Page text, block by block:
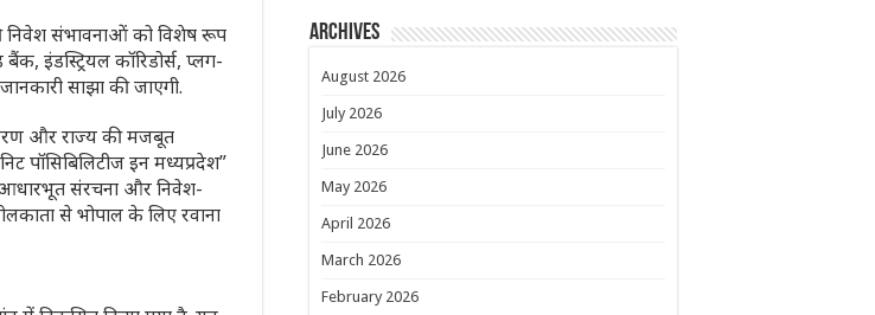
निवेश संभावनाओं को विशेष रूप
इंडस्ट्रियल कॉरिडोर्स, प्लग-
साझा की जाएगी.
और राज्य की मजबूत
पॉसिबिलिटीज इन मध्यप्रदेश”
आधारभूत संरचना और निवेश-
से भोपाल के लिए रवाना
Archives
August 2026
July 2026
June 2026
May 2026
April 2026
March 2026
February 2026